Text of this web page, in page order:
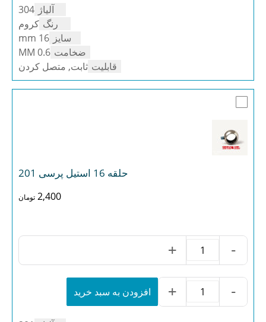
آلیاژ 304
رنگ کروم
سایز 16 mm
ضخامت 0.6 MM
قابلیت ثابت, متصل کردن
حلقه 16 استیل پرسی 201
2,400 تومان
حلقه
16
استیل
201
عدد
-
+
حلقه
16
-
+ افزودن به سبد خرید